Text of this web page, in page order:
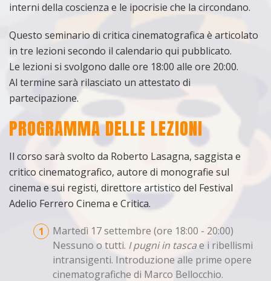
interni della coscienza e le ipocrisie che la circondano.
Questo seminario di critica cinematografica è articolato
in tre lezioni secondo il calendario qui pubblicato.
Le lezioni si svolgono dalle ore 18:00 alle ore 20:00.
Al termine sarà rilasciato un attestato di
partecipazione.
PROGRAMMA DELLE LEZIONI
Il corso sarà svolto da Roberto Lasagna, saggista e
critico cinematografico, autore di monografie sul
cinema e sui registi, direttore artistico del Festival
Adelio Ferrero Cinema e Critica.
Martedì 17 settembre (ore 18:00 - 20:00)
Nessuno o tutti. I pugni in tascae i ribellismi
intransigenti. Introduzione alle prime opere
cinematografiche di Marco Bellocchio.